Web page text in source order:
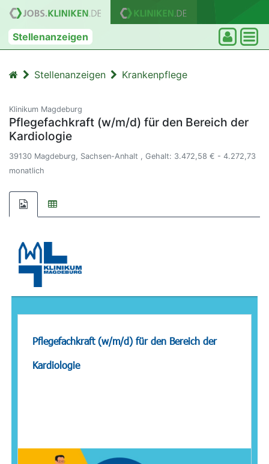
Stellenanzeigen
Stellenanzeigen Krankenpflege
Klinikum Magdeburg
Pflegefachkraft (w/m/d) für den Bereich der
Kardiologie
39130 Magdeburg, Sachsen-Anhalt , Gehalt: 3.472,58 € - 4.272,73
monatlich